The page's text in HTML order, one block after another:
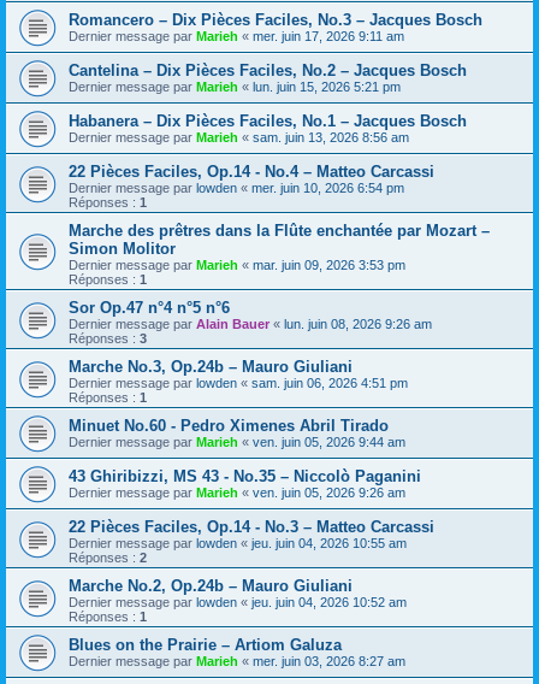
Romancero – Dix Pièces Faciles, No.3 – Jacques Bosch
Dernier message par Marieh « mer. juin 17, 2026 9:11 am
Cantelina – Dix Pièces Faciles, No.2 – Jacques Bosch
Dernier message par Marieh « lun. juin 15, 2026 5:21 pm
Habanera – Dix Pièces Faciles, No.1 – Jacques Bosch
Dernier message par Marieh « sam. juin 13, 2026 8:56 am
22 Pièces Faciles, Op.14 - No.4 – Matteo Carcassi
Dernier message par lowden « mer. juin 10, 2026 6:54 pm
Réponses : 1
Marche des prêtres dans la Flûte enchantée par Mozart –
Simon Molitor
Dernier message par Marieh « mar. juin 09, 2026 3:53 pm
Réponses : 1
Sor Op.47 n°4 n°5 n°6
Dernier message par Alain Bauer « lun. juin 08, 2026 9:26 am
Réponses : 3
Marche No.3, Op.24b – Mauro Giuliani
Dernier message par lowden « sam. juin 06, 2026 4:51 pm
Réponses : 1
Minuet No.60 - Pedro Ximenes Abril Tirado
Dernier message par Marieh « ven. juin 05, 2026 9:44 am
43 Ghiribizzi, MS 43 - No.35 – Niccolò Paganini
Dernier message par Marieh « ven. juin 05, 2026 9:26 am
22 Pièces Faciles, Op.14 - No.3 – Matteo Carcassi
Dernier message par lowden « jeu. juin 04, 2026 10:55 am
Réponses : 2
Marche No.2, Op.24b – Mauro Giuliani
Dernier message par lowden « jeu. juin 04, 2026 10:52 am
Réponses : 1
Blues on the Prairie – Artiom Galuza
Dernier message par Marieh « mer. juin 03, 2026 8:27 am